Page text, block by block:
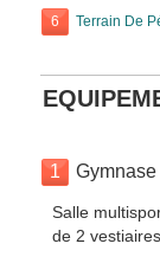
6 Terrain De
1 Gymnase
Salle
de 2